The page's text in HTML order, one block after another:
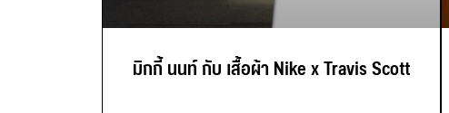
มิกกี้ นนท์ กับ เสื้อผ้า Nike x Travis Scott